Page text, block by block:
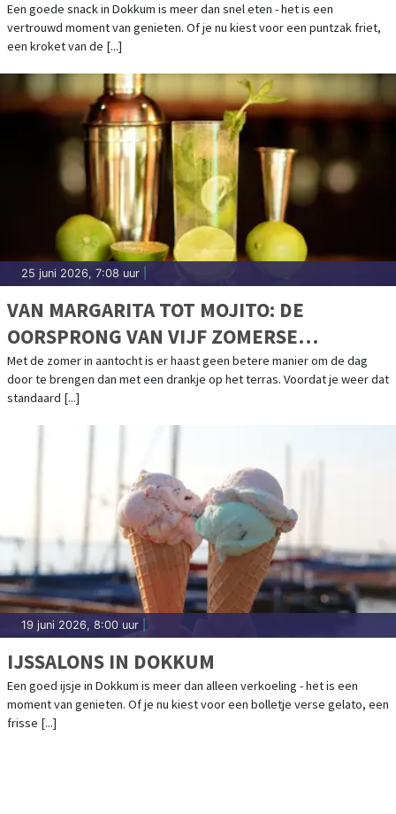
Een goede snack in Dokkum is meer dan snel eten - het is een
vertrouwd moment van genieten. Of je nu kiest voor een puntzak friet,
een kroket van de [...]
25 juni 2026, 7:08 uur
VAN MARGARITA TOT MOJITO: DE
OORSPRONG VAN VIJF ZOMERSE
COCKTAILKLASSIEKERS
Met de zomer in aantocht is er haast geen betere manier om de dag
door te brengen dan met een drankje op het terras. Voordat je weer dat
standaard [...]
19 juni 2026, 8:00 uur
IJSSALONS IN DOKKUM
Een goed ijsje in Dokkum is meer dan alleen verkoeling - het is een
moment van genieten. Of je nu kiest voor een bolletje verse gelato, een
frisse [...]